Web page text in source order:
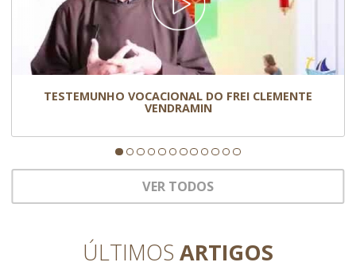
VER TODOS
TESTEMUNHO VOCACIONAL DO FREI CLEMENTE
VENDRAMIN
ÚLTIMOS ARTIGOS